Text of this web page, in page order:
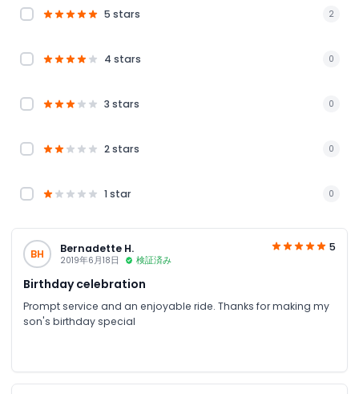
5 stars 2
4 stars 0
3 stars 0
2 stars 0
1 star 0
BH Bernadette H.
2019年6月18日 検証済み
5
Birthday celebration
Prompt service and an enjoyable ride. Thanks for making my
son's birthday special